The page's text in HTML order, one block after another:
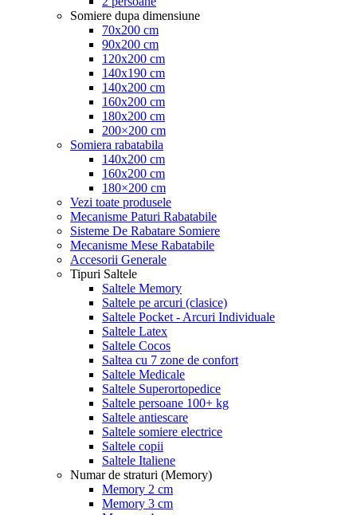
Somiere dupa dimensiune
70x200 cm
90x200 cm
120x200 cm
140x190 cm
140x200 cm
160x200 cm
180x200 cm
200×200 cm
Somiera rabatabila
140x200 cm
160x200 cm
180×200 cm
Vezi toate produsele
Mecanisme Paturi Rabatabile
Sisteme De Rabatare Somiere
Mecanisme Mese Rabatabile
Accesorii Generale
Tipuri Saltele
Saltele Memory
Saltele pe arcuri (clasice)
Saltele Pocket - Arcuri Individuale
Saltele Latex
Saltele Cocos
Saltea cu 7 zone de confort
Saltele Medicale
Saltele Superortopedice
Saltele persoane 100+ kg
Saltele antiescare
Saltele somiere electrice
Saltele copii
Saltele Italiene
Numar de straturi (Memory)
Memory 2 cm
Memory 3 cm